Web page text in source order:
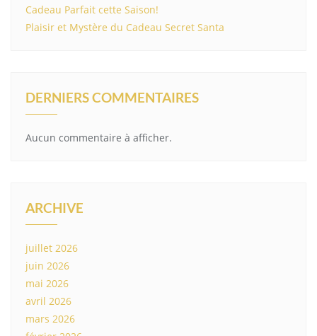
Cadeau Parfait cette Saison!
Plaisir et Mystère du Cadeau Secret Santa
DERNIERS COMMENTAIRES
Aucun commentaire à afficher.
ARCHIVE
juillet 2026
juin 2026
mai 2026
avril 2026
mars 2026